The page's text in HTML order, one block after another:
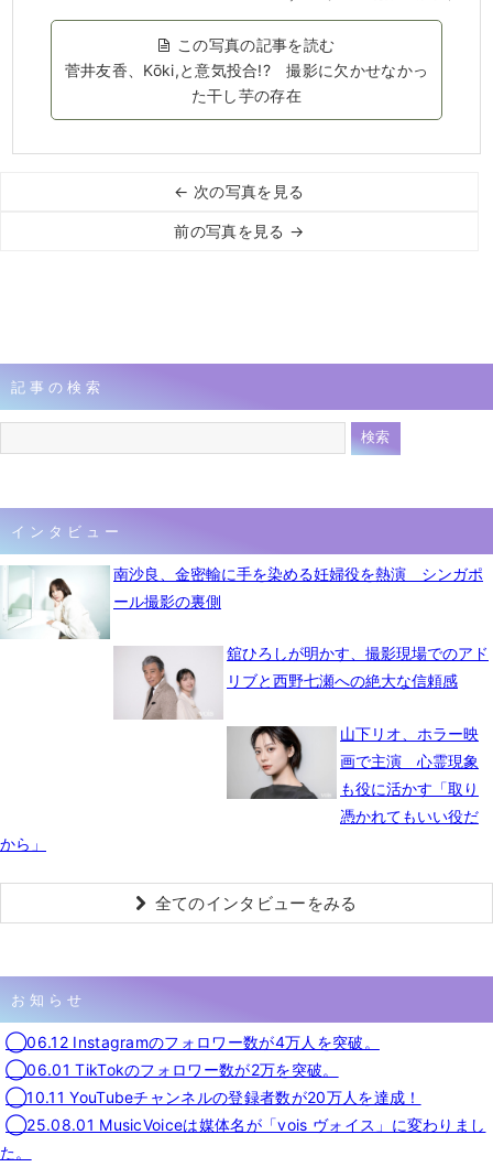
この写真の記事を読む
菅井友香、Kōki,と意気投合!? 撮影に欠かせなかっ
た干し芋の存在
← 次の写真を見る
前の写真を見る →
記事の検索
インタビュー
南沙良、金密輸に手を染める妊婦役を熱演 シンガポ
ール撮影の裏側
舘ひろしが明かす、撮影現場でのアド
リブと西野七瀬への絶大な信頼感
山下リオ、ホラー映
画で主演 心霊現象
も役に活かす「取り
憑かれてもいい役だ
から」
全てのインタビューをみる
お知らせ
◯06.12 Instagramのフォロワー数が4万人を突破。
◯06.01 TikTokのフォロワー数が2万を突破。
◯10.11 YouTubeチャンネルの登録者数が20万人を達成！
◯25.08.01 MusicVoiceは媒体名が「vois ヴォイス」に変わりまし
た。